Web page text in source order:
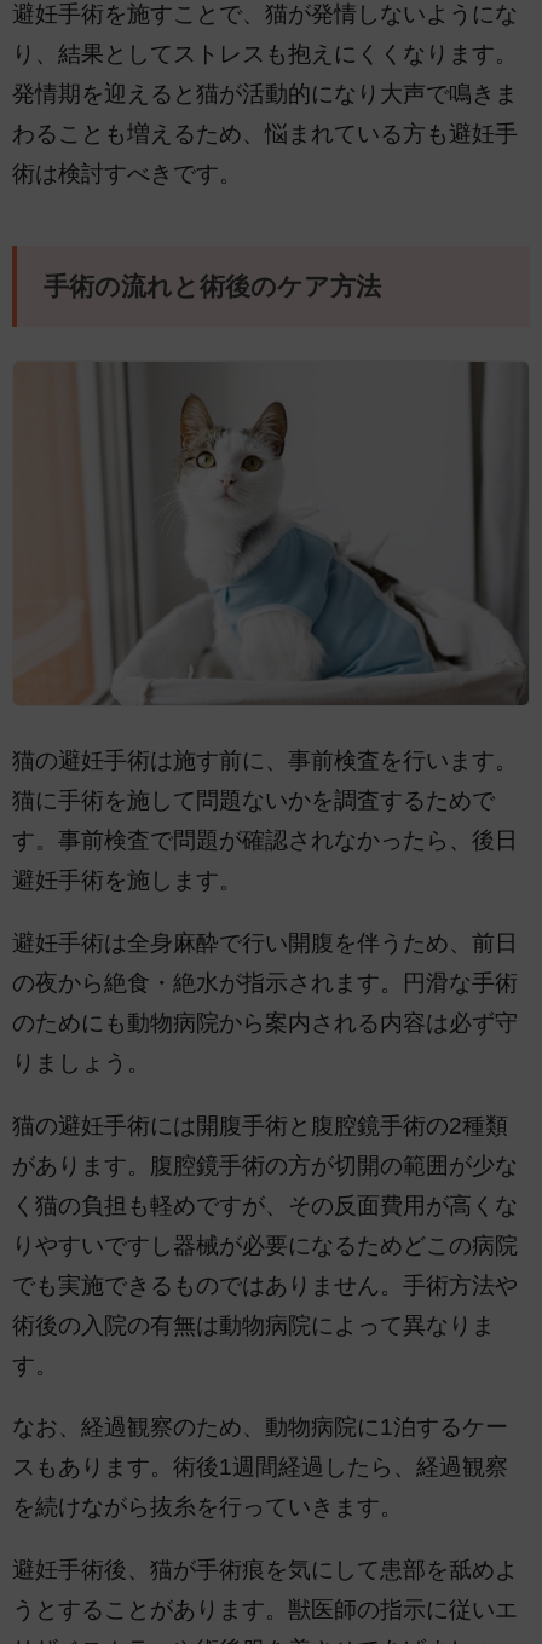
避妊手術を施すことで、猫が発情しないようにな
り、結果としてストレスも抱えにくくなります。
発情期を迎えると猫が活動的になり大声で鳴きま
わることも増えるため、悩まれている方も避妊手
術は検討すべきです。
手術の流れと術後のケア方法
猫の避妊手術は施す前に、事前検査を行います。
猫に手術を施して問題ないかを調査するためで
す。事前検査で問題が確認されなかったら、後日
避妊手術を施します。
避妊手術は全身麻酔で行い開腹を伴うため、前日
の夜から絶食・絶水が指示されます。円滑な手術
のためにも動物病院から案内される内容は必ず守
りましょう。
猫の避妊手術には開腹手術と腹腔鏡手術の2種類
があります。腹腔鏡手術の方が切開の範囲が少な
く猫の負担も軽めですが、その反面費用が高くな
りやすいですし器械が必要になるためどこの病院
でも実施できるものではありません。手術方法や
術後の入院の有無は動物病院によって異なりま
す。
なお、経過観察のため、動物病院に1泊するケー
スもあります。術後1週間経過したら、経過観察
を続けながら抜糸を行っていきます。
避妊手術後、猫が手術痕を気にして患部を舐めよ
うとすることがあります。獣医師の指示に従いエ